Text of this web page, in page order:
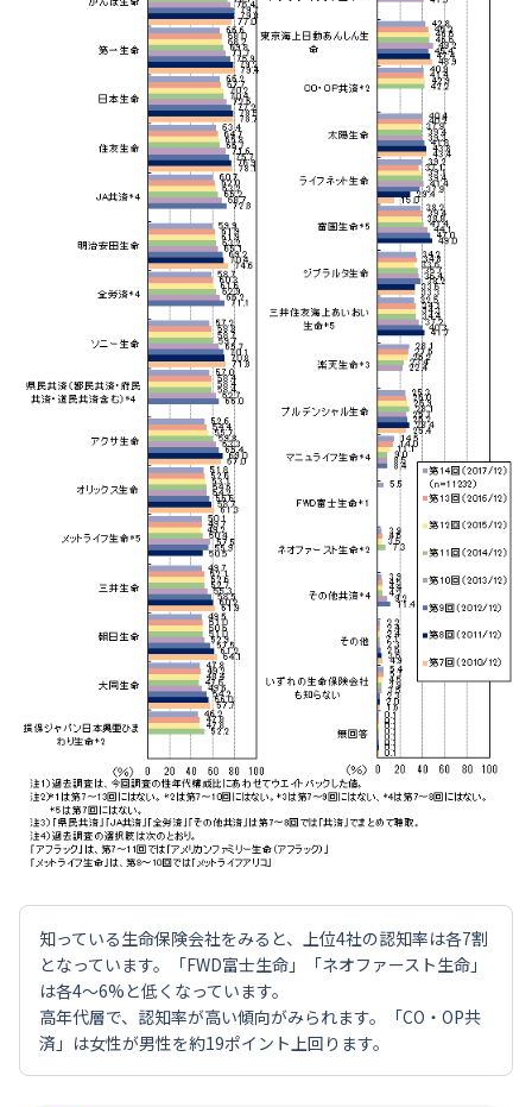
知っている生命保険会社をみると、上位4社の認知率は各7割
となっています。「FWD富士生命」「ネオファースト生命」
は各4～6%と低くなっています。
高年代層で、認知率が高い傾向がみられます。「CO・OP共
済」は女性が男性を約19ポイント上回ります。